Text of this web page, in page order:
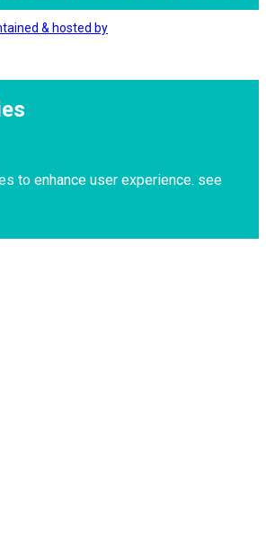
& hosted by
to enhance user experience. see